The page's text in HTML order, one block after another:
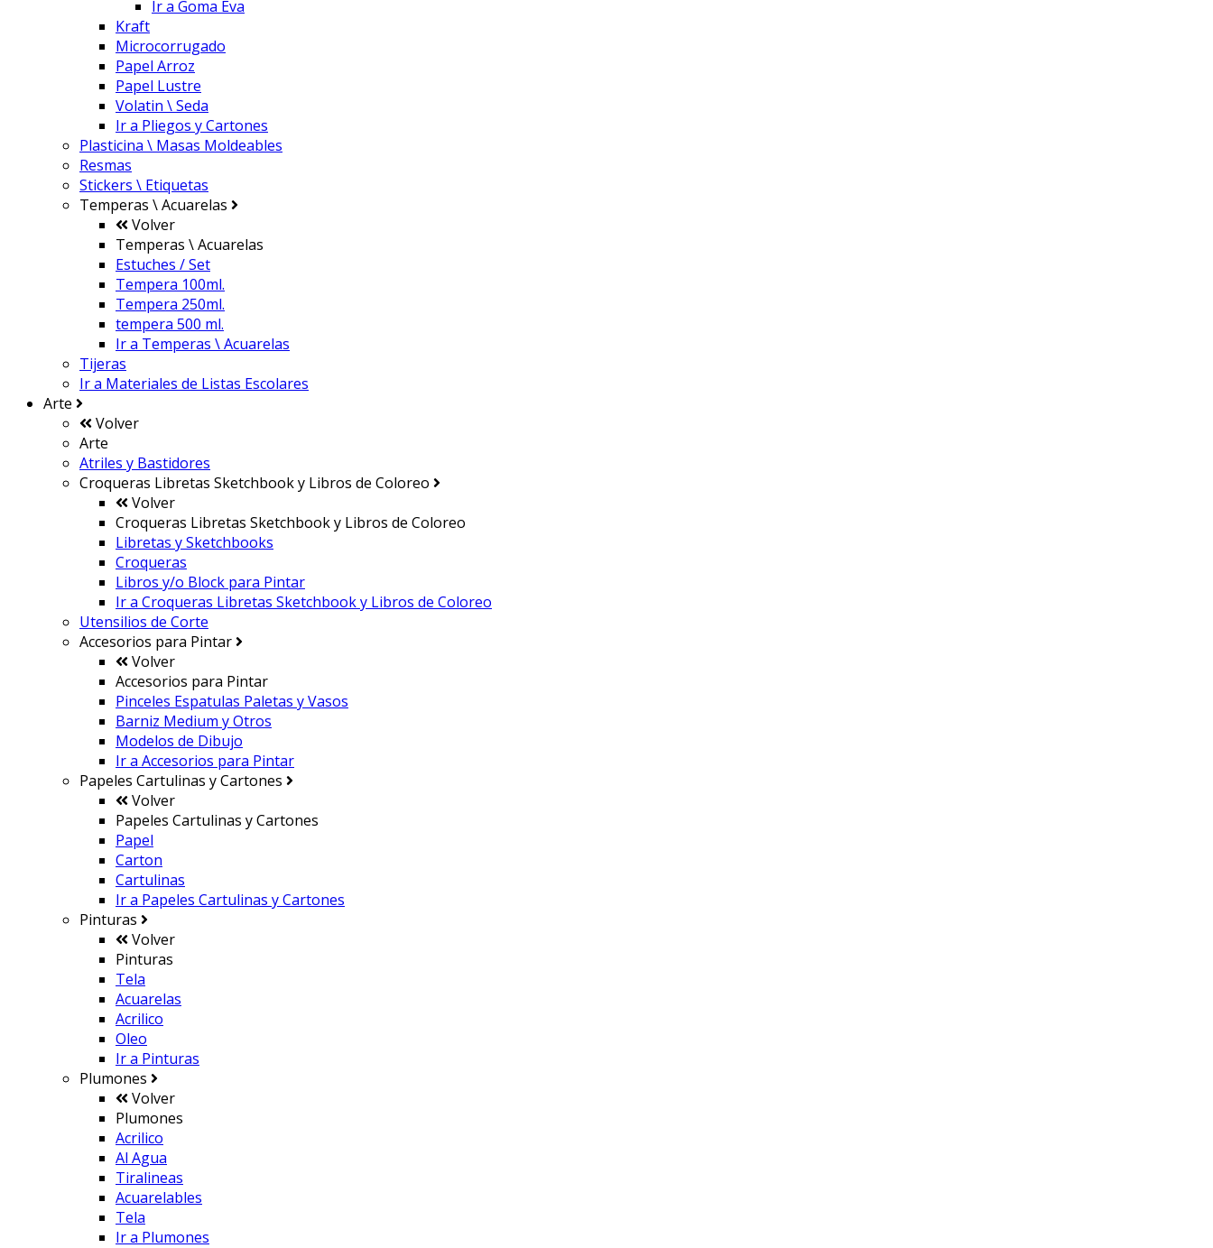
Ir a Goma Eva
Kraft
Microcorrugado
Papel Arroz
Papel Lustre
Volatin \ Seda
Ir a Pliegos y Cartones
Plasticina \ Masas Moldeables
Resmas
Stickers \ Etiquetas
Temperas \ Acuarelas
Volver
Temperas \ Acuarelas
Estuches / Set
Tempera 100ml.
Tempera 250ml.
tempera 500 ml.
Ir a Temperas \ Acuarelas
Tijeras
Ir a Materiales de Listas Escolares
Arte
Volver
Arte
Atriles y Bastidores
Croqueras Libretas Sketchbook y Libros de Coloreo
Volver
Croqueras Libretas Sketchbook y Libros de Coloreo
Libretas y Sketchbooks
Croqueras
Libros y/o Block para Pintar
Ir a Croqueras Libretas Sketchbook y Libros de Coloreo
Utensilios de Corte
Accesorios para Pintar
Volver
Accesorios para Pintar
Pinceles Espatulas Paletas y Vasos
Barniz Medium y Otros
Modelos de Dibujo
Ir a Accesorios para Pintar
Papeles Cartulinas y Cartones
Volver
Papeles Cartulinas y Cartones
Papel
Carton
Cartulinas
Ir a Papeles Cartulinas y Cartones
Pinturas
Volver
Pinturas
Tela
Acuarelas
Acrilico
Oleo
Ir a Pinturas
Plumones
Volver
Plumones
Acrilico
Al Agua
Tiralineas
Acuarelables
Tela
Ir a Plumones